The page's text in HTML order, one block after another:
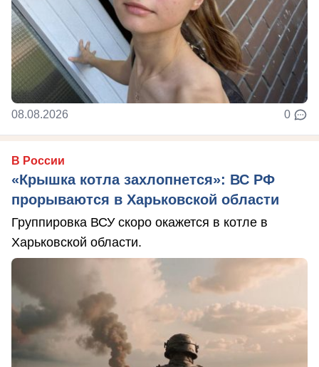
08.08.2026 0
В России
«Крышка котла захлопнется»: ВС РФ
прорываются в Харьковской области
Группировка ВСУ скоро окажется в котле в
Харьковской области.